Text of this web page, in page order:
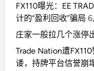
FX110曝光：EE
计的“盈利回收”骗局
庄家一般拉几个涨停
Trade Nation遭
诿，持牌平台信誉崩